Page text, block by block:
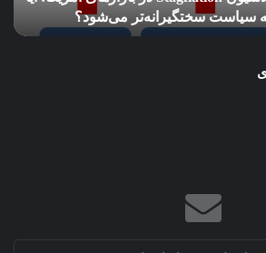
سیاست سختگیرانه‌تر می‌شود؟